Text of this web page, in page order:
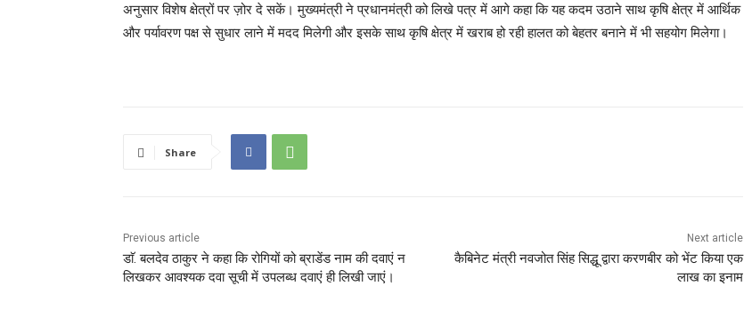
अनुसार विशेष क्षेत्रों पर ज़ोर दे सकें। मुख्यमंत्री ने प्रधानमंत्री को लिखे पत्र में आगे कहा कि यह कदम उठाने साथ कृषि क्षेत्र में आर्थिक
और पर्यावरण पक्ष से सुधार लाने में मदद मिलेगी और इसके साथ कृषि क्षेत्र में खराब हो रही हालत को बेहतर बनाने में भी सहयोग मिलेगा।
Share
Previous article
डाॅ. बलदेव ठाकुर ने कहा कि रोगियों को ब्राडेंड नाम की दवाएं न
लिखकर आवश्यक दवा सूची में उपलब्ध दवाएं ही लिखी जाएं।
Next article
कैबिनेट मंत्री नवजोत सिंह सिद्धू द्वारा करणबीर को भेंट किया एक
लाख का इनाम